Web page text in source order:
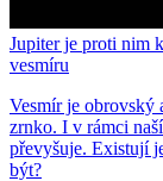
Jupiter je proti nim
vesmíru
Vesmír je obrovský
zrnko. I v rámci
převyšuje. Existují
být?